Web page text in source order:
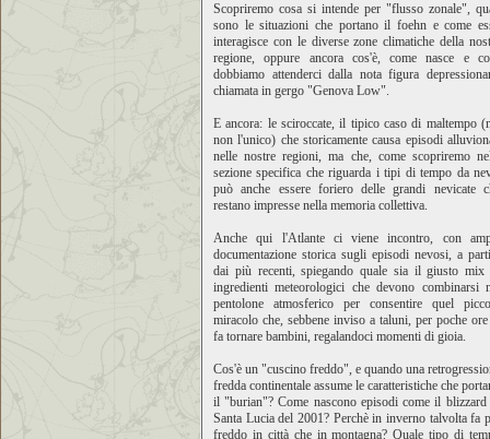
Scopriremo cosa si intende per "flusso zonale",
sono le situazioni che portano il foehn e come
interagisce con le diverse zone climatiche della
regione, oppure ancora cos'è, come nasce e
dobbiamo attenderci dalla nota figura
chiamata in gergo "Genova Low".
E ancora: le sciroccate, il tipico caso di maltempo
non l'unico) che storicamente causa episodi
nelle nostre regioni, ma che, come scopriremo
sezione specifica che riguarda i tipi di tempo da
può anche essere foriero delle grandi nevicate
restano impresse nella memoria collettiva.
Anche qui l'Atlante ci viene incontro, con
documentazione storica sugli episodi nevosi, a
dai più recenti, spiegando quale sia il giusto mix
ingredienti meteorologici che devono combinarsi
pentolone atmosferico per consentire quel
miracolo che, sebbene inviso a taluni, per poche
fa tornare bambini, regalandoci momenti di gioia.
Cos'è un "cuscino freddo", e quando una
fredda continentale assume le caratteristiche che
il "burian"? Come nascono episodi come il
Santa Lucia del 2001? Perchè in inverno talvolta fa
freddo in città che in montagna? Quale tipo di